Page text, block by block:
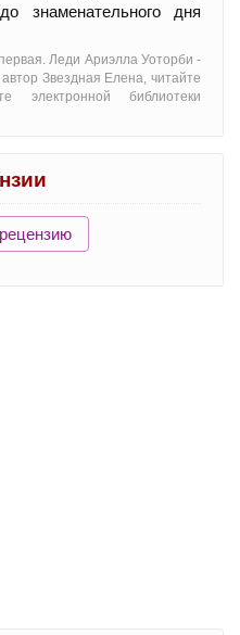
знаменательного дня
Леди Ариэлла Уоторби -
Звездная Елена, читайте
электронной библиотеки